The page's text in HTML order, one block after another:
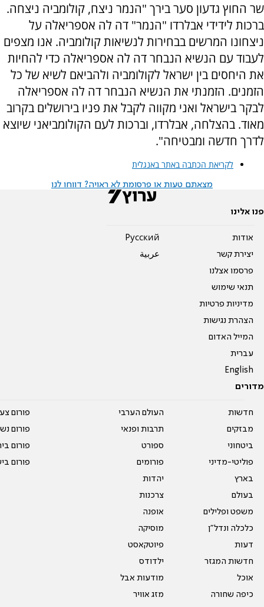
שר החוץ גדעון סער בירך "‏הנמר ניצח, קולומביה ניצחה.
ברכות לידידי אבלרדו "הנמר" דה לה אספריאלה על
ניצחונו המרשים בבחירות לנשיאות קולומביה. ‏אנו מצפים
לעבוד עם הנשיא הנבחר דה לה אספריאלה כדי להחיות
את היחסים בין ישראל לקולומביה ולהביאם לשיא של כל
הזמנים. ‏הזמנתי את הנשיא הנבחר דה לה אספריאלה
לבקר בישראל ואני מקווה לקבל את פניו בירושלים בקרוב
מאוד. ‏בהצלחה, אבלרדו, וברכות לעם הקולומביאני שיוצא
לדרך חדשה ומבטיחה".
לקריאת הכתבה באתר באנגלית
מצאתם טעות או פרסומת לא ראויה? דווחו לנו
פנו אלינו
אודות
יצירת קשר
פרסמו אצלנו
תנאי שימוש
מדיניות פרטיות
הצהרת נגישות
המייל האדום
עברית
English
Pусский
عربية
מדורים
חדשות
מבזקים
ביטחוני
פוליטי-מדיני
בארץ
בעולם
משפט ופלילים
כלכלה ונדל"ן
דעות
חדשות המגזר
אוכל
כיפה שחורה
העולם הערבי
תרבות ופנאי
ספורט
פורומים
יהדות
צרכנות
אופנה
מוסיקה
פיוטקאסט
ילדודס
מודעות אבל
מזג אוויר
פורום
פורום
פורום
פורום